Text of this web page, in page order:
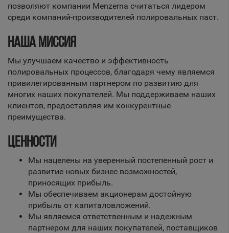
позволяют компании Menzerna считаться лидером
среди компаний-производителей полировальных паст.
НАША МИССИЯ
Мы улучшаем качество и эффективность
полировальных процессов, благодаря чему являемся
привилегированным партнером по развитию для
многих наших покупателей. Мы поддерживаем наших
клиентов, предоставляя им конкурентные
преимущества.
ЦЕННОСТИ
Мы нацелены на уверенный постепенный рост и
развитие новых бизнес возможностей,
приносящих прибыль.
Мы обеспечиваем акционерам достойную
прибыль от капиталовложений.
Мы являемся ответственным и надежным
партнером для наших покупателей, поставщиков